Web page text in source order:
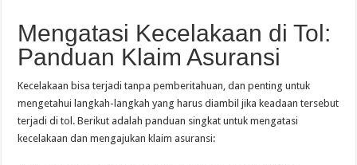
Mengatasi Kecelakaan di Tol:
Panduan Klaim Asuransi
Kecelakaan bisa terjadi tanpa pemberitahuan, dan penting untuk
mengetahui langkah-langkah yang harus diambil jika keadaan tersebut
terjadi di tol. Berikut adalah panduan singkat untuk mengatasi
kecelakaan dan mengajukan klaim asuransi: